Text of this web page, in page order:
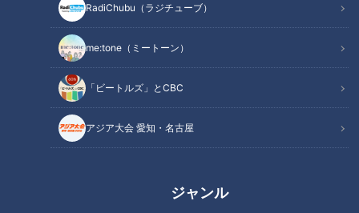
RadiChubu（ラジチューブ）
me:tone（ミートーン）
「ビートルズ」とCBC
アジア大会 愛知・名古屋
ジャンル
この記事を見たあなたへのおすすめ